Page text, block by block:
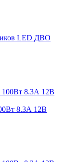
LED ДВО
8.3А 12В